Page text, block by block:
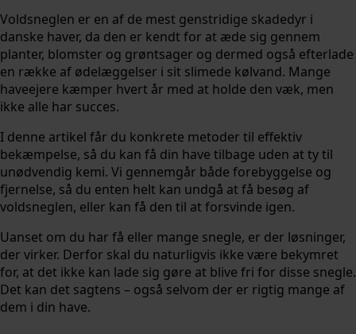
Voldsneglen er en af de mest genstridige skadedyr i
danske haver, da den er kendt for at æde sig gennem
planter, blomster og grøntsager og dermed også efterlade
en række af ødelæggelser i sit slimede kølvand. Mange
haveejere kæmper hvert år med at holde den væk, men
ikke alle har succes.
I denne artikel får du konkrete metoder til effektiv
bekæmpelse, så du kan få din have tilbage uden at ty til
unødvendig kemi. Vi gennemgår både forebyggelse og
fjernelse, så du enten helt kan undgå at få besøg af
voldsneglen, eller kan få den til at forsvinde igen.
Uanset om du har få eller mange snegle, er der løsninger,
der virker. Derfor skal du naturligvis ikke være bekymret
for, at det ikke kan lade sig gøre at blive fri for disse snegle.
Det kan det sagtens – også selvom der er rigtig mange af
dem i din have.